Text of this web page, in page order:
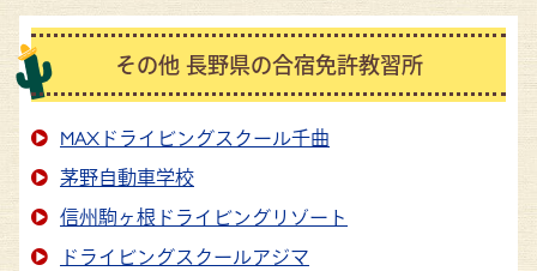
その他 長野県の合宿免許教習所
MAXドライビングスクール千曲
茅野自動車学校
信州駒ヶ根ドライビングリゾート
ドライビングスクールアジマ